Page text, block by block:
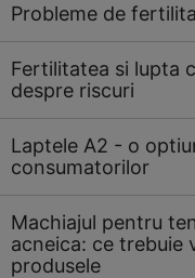
Probleme de
Fertilitatea si lupta
despre riscuri
Laptele A2 - o
consumatorilor
Machiajul pentru
acneica: ce trebuie
produsele